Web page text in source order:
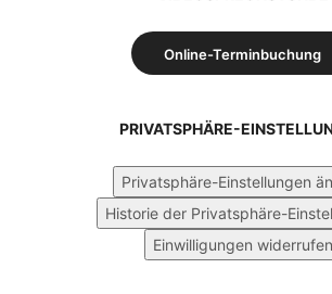
Online-Terminbuchung
PRIVATSPHÄRE-
Privatsphäre-Einstellungen
Historie der Privatsphäre-
Einwilligungen widerrufen